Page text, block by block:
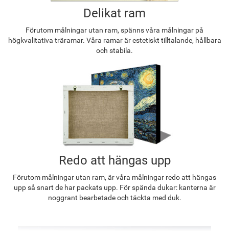
Delikat ram
Förutom målningar utan ram, spänns våra målningar på
högkvalitativa träramar. Våra ramar är estetiskt tilltalande, hållbara
och stabila.
Redo att hängas upp
Förutom målningar utan ram, är våra målningar redo att hängas
upp så snart de har packats upp. För spända dukar: kanterna är
noggrant bearbetade och täckta med duk.